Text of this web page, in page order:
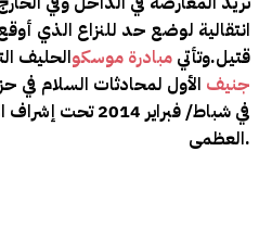
انتقالية لوضع حد للنزاع الذي
قتيل.وتأتي مبادرة موسكوالحليف
جنيف
في شباط/ فبراير
العظمى.